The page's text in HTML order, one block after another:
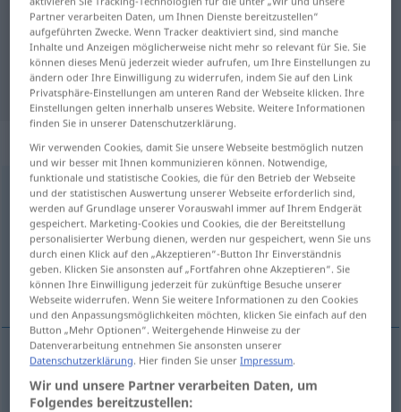
"gebrauchsfertig"
"gebrauchsfertig" Englisch
Übersetzung
„gebrauchsfertig“: Adjektiv
gebrauchsfertigadj
Übersicht aller Übersetzungen
(Für mehr Details die Übersetzung anklicken/antippen)
live ready
ready(forodto use) gebrauchsfertig
Partner verarbeiten Daten, um Ihnen Dienste bereitzustellen“
aufgeführten Zwecke. Wenn Tracker deaktiviert sind, sind manche
Inhalte und Anzeigen möglicherweise nicht mehr so relevant für Sie. Sie
können dieses Menü jederzeit wieder aufrufen, um Ihre Einstellungen zu
ändern oder Ihre Einwilligung zu widerrufen, indem Sie auf den Link
Privatsphäre-Einstellungen am unteren Rand der Webseite klicken. Ihre
Einstellungen gelten innerhalb unseres Website. Weitere Informationen
finden Sie in unserer Datenschutzerklärung.
Wir verwenden Cookies, damit Sie unsere Webseite bestmöglich nutzen
und wir besser mit Ihnen kommunizieren können. Notwendige,
funktionale und statistische Cookies, die für den Betrieb der Webseite
und der statistischen Auswertung unserer Webseite erforderlich sind,
werden auf Grundlage unserer Vorauswahl immer auf Ihrem Endgerät
gespeichert. Marketing-Cookies und Cookies, die der Bereitstellung
personalisierter Werbung dienen, werden nur gespeichert, wenn Sie uns
durch einen Klick auf den „Akzeptieren“-Button Ihr Einverständnis
geben. Klicken Sie ansonsten auf „Fortfahren ohne Akzeptieren“. Sie
können Ihre Einwilligung jederzeit für zukünftige Besuche unserer
Webseite widerrufen. Wenn Sie weitere Informationen zu den Cookies
und den Anpassungsmöglichkeiten möchten, klicken Sie einfach auf den
Button „Mehr Optionen“. Weitergehende Hinweise zu der
Datenverarbeitung entnehmen Sie ansonsten unserer
Datenschutzerklärung. Hier finden Sie unserImpressum.
Wir und unsere Partner verarbeiten Daten, um
Folgendes bereitzustellen: